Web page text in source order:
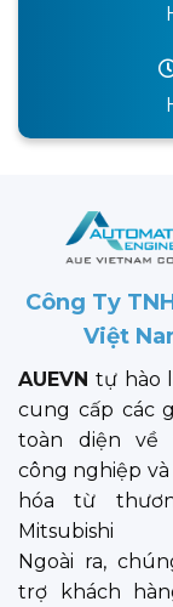
Công Ty
Việt
AUEVN tự hào
cung cấp các
toàn diện về
công nghiệp
hóa từ
Mitsubishi
Ngoài ra,
trợ khách